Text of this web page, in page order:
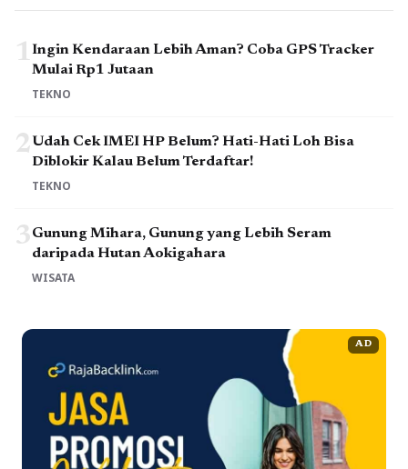
1Ingin Kendaraan Lebih Aman? Coba GPS Tracker
Mulai Rp1 Jutaan
TEKNO
2Udah Cek IMEI HP Belum? Hati-Hati Loh Bisa
Diblokir Kalau Belum Terdaftar!
TEKNO
3Gunung Mihara, Gunung yang Lebih Seram
daripada Hutan Aokigahara
WISATA
AD